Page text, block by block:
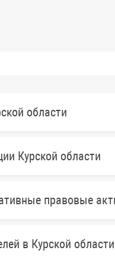
области
Курской области
правовые
в Курской области